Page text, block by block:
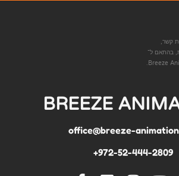
קשר,
בהתאם ל־
BREEZE
office@breeze-
972-52-444-2809+